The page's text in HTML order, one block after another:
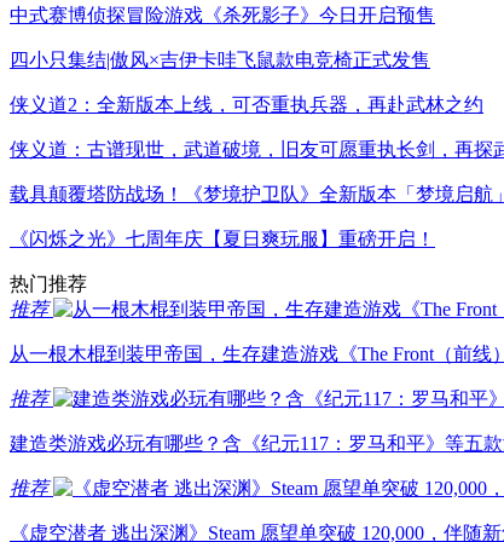
中式赛博侦探冒险游戏《杀死影子》今日开启预售
四小只集结|傲风×吉伊卡哇飞鼠款电竞椅正式发售
侠义道2：全新版本上线，可否重执兵器，再赴武林之约
侠义道：古谱现世，武道破境，旧友可愿重执长剑，再探
载具颠覆塔防战场！《梦境护卫队》全新版本「梦境启航
《闪烁之光》七周年庆【夏日爽玩服】重磅开启！
热门推荐
推荐
从一根木棍到装甲帝国，生存建造游戏《The Front（前线
推荐
建造类游戏必玩有哪些？含《纪元117：罗马和平》等五
推荐
《虚空潜者 逃出深渊》Steam 愿望单突破 120,000，伴